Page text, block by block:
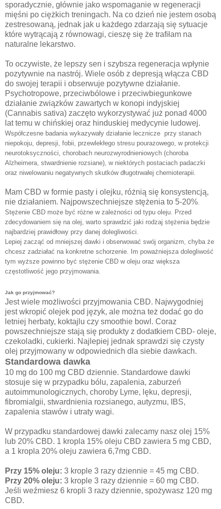
sporadycznie, głównie jako wspomaganie w regeneracji
mięśni po ciężkich treningach. Na co dzień nie jestem osobą
zestresowaną, jednak jak u każdego zdarzają się sytuacje
które wytrącają z równowagi, cieszę się że trafiłam na
naturalne lekarstwo.
To oczywiste, że lepszy sen i szybsza regeneracja wpłynie
pozytywnie na nastrój. Wiele osób z depresją włącza CBD
do swojej terapii i obserwuje pozytywne działanie.
Psychotropowe, przeciwbólowe i przeciwbiegunkowe
działanie związków zawartych w konopi indyjskiej
(Cannabis sativa) zaczęto wykorzystywać już ponad 4000
lat temu w chińskiej oraz hinduskiej medycynie ludowej.
Współczesne badania wykazywały działanie lecznicze przy stanach
niepokoju, depresji, fobii, przewlekłego stresu pourazowego, w protekcji
neurotoksyczności, chorobach neurozwyrodnieniowych (choroba
Alzheimera, stwardnienie rozsiane), w niektórych postaciach padaczki
oraz niwelowaniu negatywnych skutków długotrwałej chemioterapii.
Mam CBD w formie pasty i olejku, różnią się konsystencją,
nie działaniem. Najpowszechniejsze stężenia to 5-20%.
Stężenie CBD może być różne w zależności od typu oleju. Przed
zdecydowaniem się na olej, warto sprawdzić jaki rodzaj stężenia będzie
najbardziej prawidłowy przy danej dolegliwości.
Lepiej zacząć od mniejszej dawki i obserwować swój organizm, chyba że
chcesz zadziałać na konkretne schorzenie.
Im poważniejsza dolegliwość
tym wyższe powinno być stężenie CBD w oleju oraz większa
częstotliwość jego przyjmowania.
Jak go przyjmować?
Jest wiele możliwości przyjmowania CBD. Najwygodniej
jest wkropić olejek pod język, ale można też dodać go do
letniej herbaty, koktajlu czy smoothie bowl. Coraz
powszechniejsze stają się produkty z dodatkiem CBD- oleje,
czekoladki, cukierki. Najlepiej jednak sprawdzi się czysty
olej przyjmowany w odpowiednich dla siebie dawkach.
Standardowa dawka
10 mg do 100 mg CBD dziennie. Standardowe dawki
stosuje się w przypadku bólu, zapalenia, zaburzeń
autoimmunologicznych, choroby Lyme, lęku, depresji,
fibromialgii, stwardnienia rozsianego, autyzmu, IBS,
zapalenia stawów i utraty wagi.
W przypadku standardowej dawki zalecamy nasz olej 15%
lub 20% CBD. 1 kropla 15% oleju CBD zawiera 5 mg CBD,
a 1 kropla 20% oleju zawiera 6,7 ​​mg CBD.
Przy 15% oleju: 3 krople 3 razy dziennie = 45 mg CBD.
Przy 20% oleju: 3 krople 3 razy dziennie = 60 mg CBD.
Jeśli weźmiesz 6 kropli 3 razy dziennie, spożywasz 120 mg
CBD.